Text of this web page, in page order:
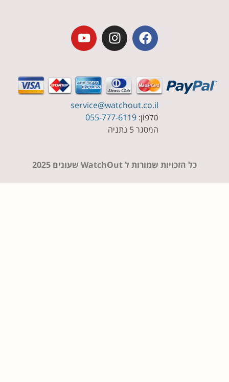
service@watchout.co.il
055-777-6119
כל הזכויות שמורות ל WatchOut שעונים 2025